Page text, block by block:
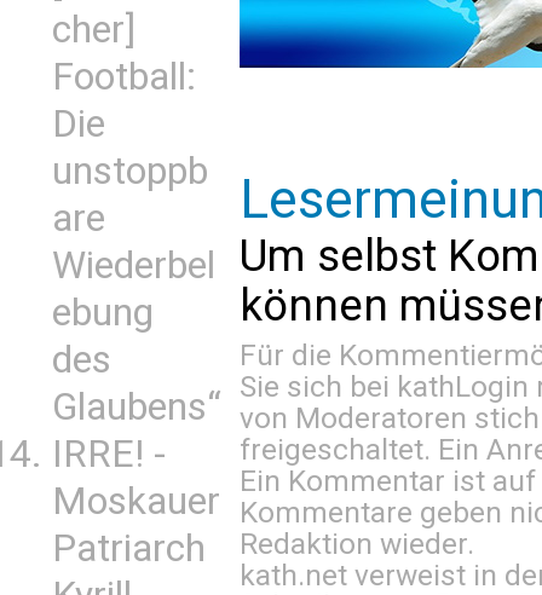
cher]
Football:
Die
unstoppb
are
Wiederbel
ebung
des
Glaubens“
IRRE! -
Moskauer
Patriarch
Um selbst
können
Für die
Sie sich bei kathLogin
von Moderatoren
freigeschaltet. Ein
Ein Kommentar ist
Kommentare geben
Redaktion wieder.
kath.net verweist in